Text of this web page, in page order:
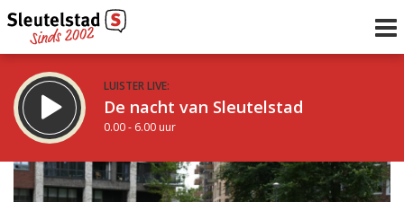
LUISTER LIVE:
De nacht van Sleutelstad
0.00 - 6.00 uur
STRAKS:
De ochtend van Sleutelstad